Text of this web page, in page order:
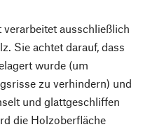
ausschließlich
Sie achtet darauf, dass
wurde (um
zu verhindern) und
und glattgeschliffen
die Holzoberfläche